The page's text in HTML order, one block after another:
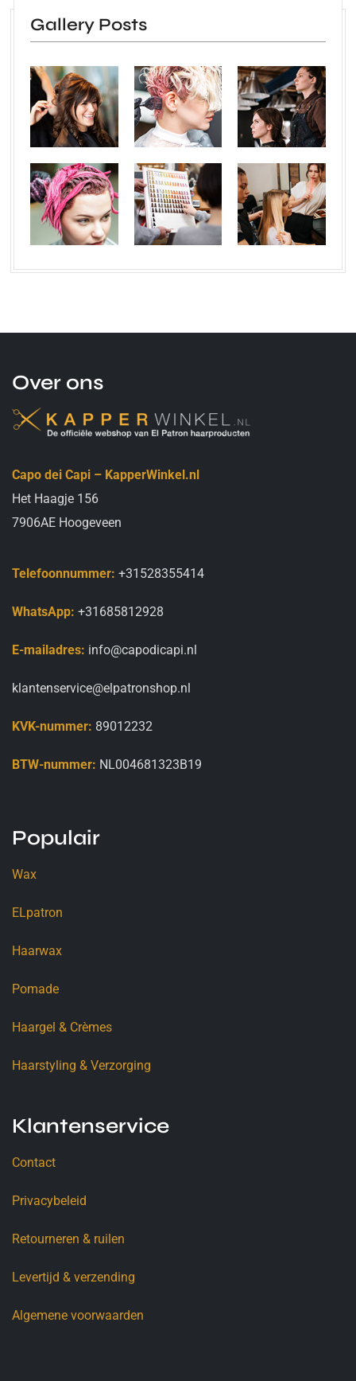
Gallery Posts
Over ons
Capo dei Capi – KapperWinkel.nl
Het Haagje 156
7906AE Hoogeveen
Telefoonnummer: +31528355414
WhatsApp: +31685812928
E-mailadres: info@capodicapi.nl
klantenservice@elpatronshop.nl
KVK-nummer: 89012232
BTW-nummer: NL004681323B19
Populair
Wax
ELpatron
Haarwax
Pomade
Haargel & Crèmes
Haarstyling & Verzorging
Klantenservice
Contact
Privacybeleid
Retourneren & ruilen
Levertijd & verzending
Algemene voorwaarden